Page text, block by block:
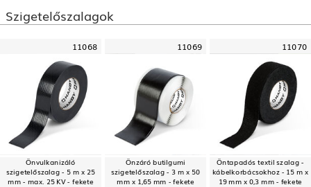
Szigetelőszalagok
11068
Önvulkanizáló
szigetelőszalag - 5 m x 25
mm - max. 25 KV - fekete
11069
Önzáró butilgumi
szigetelőszalag - 3 m x 50
mm x 1,65 mm - fekete
11070
Öntapadós textil szalag -
kábelkorbácsokhoz - 15 m x
19 mm x 0,3 mm - fekete